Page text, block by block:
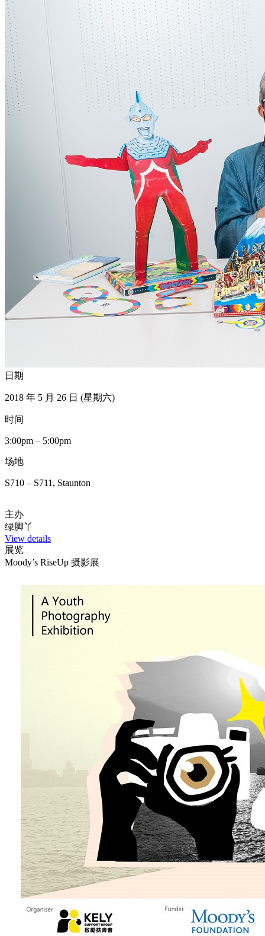
日期
2018 年 5 月 26 日 (星期六)
时间
3:00pm – 5:00pm
场地
S710 – S711, Staunton
主办
绿脚丫
View details
展览
Moody’s RiseUp 摄影展